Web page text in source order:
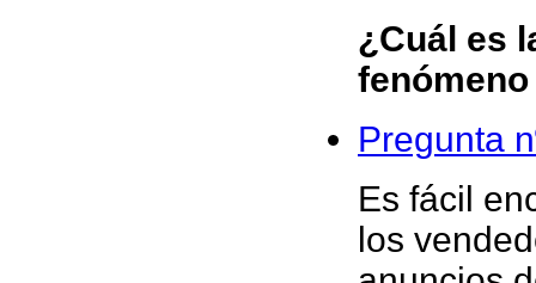
¿Cuál es
Pregunta
Es fácil
los